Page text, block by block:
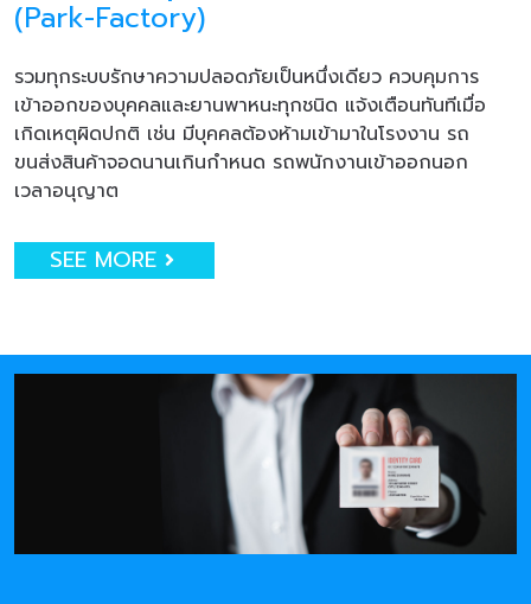
(Park-Factory)
รวมทุกระบบรักษาความปลอดภัยเป็นหนึ่งเดียว ควบคุมการ
เข้าออกของบุคคลและยานพาหนะทุกชนิด แจ้งเตือนทันทีเมื่อ
เกิดเหตุผิดปกติ เช่น มีบุคคลต้องห้ามเข้ามาในโรงงาน รถ
ขนส่งสินค้าจอดนานเกินกำหนด รถพนักงานเข้าออกนอก
เวลาอนุญาต
SEE MORE